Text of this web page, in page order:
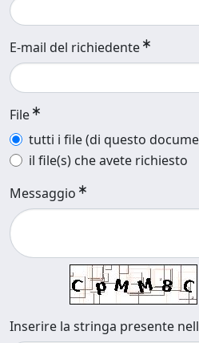
E-mail del richiedente
File
tutti i file (di questo
il file(s) che avete richiesto
Messaggio
Inserire la stringa presente